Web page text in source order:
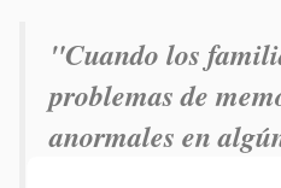
"Cuando los
problemas de
anormales en